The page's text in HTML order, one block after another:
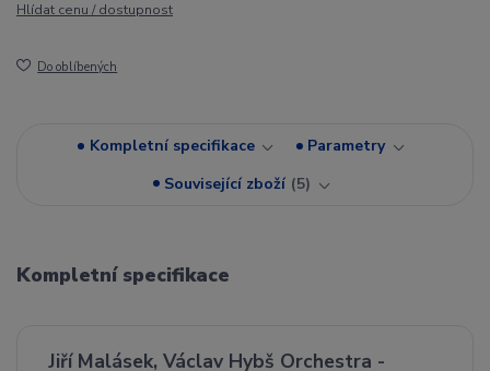
Hlídat cenu / dostupnost
Do oblíbených
Kompletní specifikace
Parametry
Související zboží 5
Kompletní specifikace
Jiří Malásek, Václav Hybš Orchestra -